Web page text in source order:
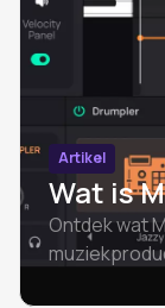
Artikel
Wat is
Ontdek wat